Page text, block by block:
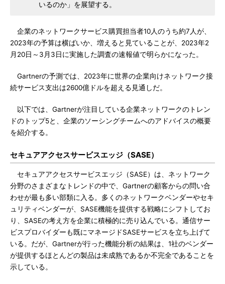
いるのか」を展望する。
企業のネットワークサービス購買担当者10人のうち約7人が、
2023年の予算は横ばいか、増えると見ていることが、2023年2
月20日～3月3日に実施した調査の速報値で明らかになった。
Gartnerの予測では、2023年に世界の企業向けネットワーク接
続サービス支出は2600億ドルを超える見通しだ。
以下では、Gartnerが注目している企業ネットワークのトレン
ドのトップ5と、企業のソーシングチームへのアドバイスの概要
を紹介する。
セキュアアクセスサービスエッジ（SASE）
セキュアアクセスサービスエッジ（SASE）は、ネットワーク
分野のさまざまなトレンドの中で、Gartnerの顧客からの問い合
わせが最も多い部類に入る。多くのネットワークベンダーやセキ
ュリティベンダーが、SASE機能を提供する戦略にシフトしてお
り、SASEの考え方を企業に積極的に売り込んでいる。通信サー
ビスプロバイダーも既にマネージドSASEサービスを立ち上げて
いる。だが、Gartnerが行った機能分析の結果は、1社のベンダー
が提供するほとんどの製品は未成熟であるか不完全であることを
示している。